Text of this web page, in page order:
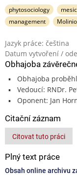
phytosociology
management
Jazyk práce: čeština
Datum vytvoření /
Obhajoba
Obhajoba
Vedoucí: RNDr.
Oponent: Jan
Citační záznam
Citovat tuto práci
Plný text práce
Obsah online archivu